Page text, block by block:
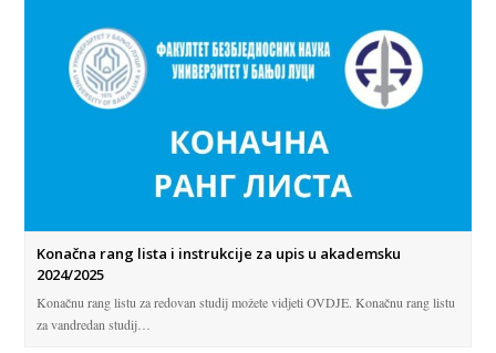
Konačna rang lista i instrukcije za upis u akademsku
2024/2025
Konačnu rang listu za redovan studij možete vidjeti OVDJE. Konačnu rang listu
za vandredan studij…